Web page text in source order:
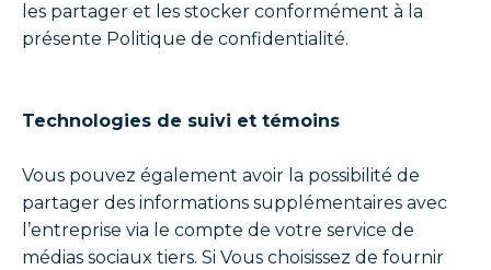
les partager et les stocker conformément à la
présente Politique de confidentialité.
Technologies de suivi et témoins
Vous pouvez également avoir la possibilité de
partager des informations supplémentaires avec
l’entreprise via le compte de votre service de
médias sociaux tiers. Si Vous choisissez de fournir